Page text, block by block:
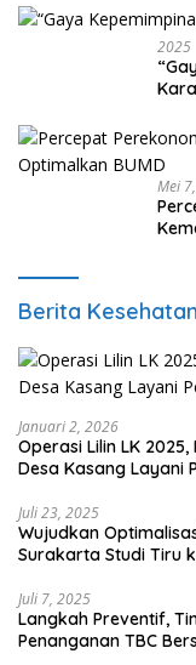
2025
Mei
Berita Kesehatan
Januari 2, 2026
Operasi Lilin LK
Desa Kasang Layani
Juli 23, 2025
Wujudkan
Surakarta Studi Tiru
Juli 7, 2025
Langkah Preventif,
Penanganan TBC